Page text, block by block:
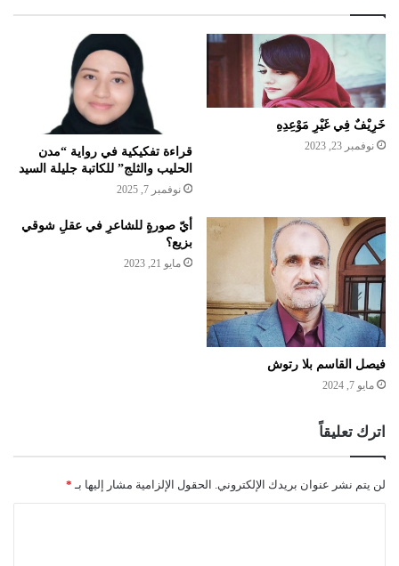
خَرِيْفٌ فِي غَيْرِ مَوْعِدِهِ
نوفمبر 23, 2023
قراءة تفكيكية في رواية “مدن
الحليب والثلج” للكاتبة جليلة السيد
نوفمبر 7, 2025
فيصل القاسم بلا رتوش
مايو 7, 2024
أيّ صورةٍ للشاعرِ في عقلِ شوقي
بزيع؟
مايو 21, 2023
اترك تعليقاً
لن يتم نشر عنوان بريدك الإلكتروني. الحقول الإلزامية مشار إليها بـ *